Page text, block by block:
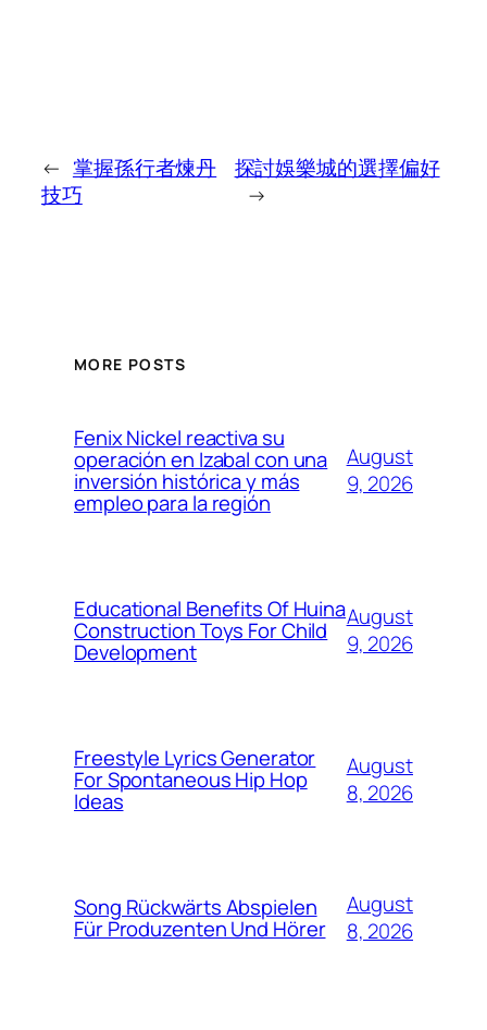
← 掌握孫行者煉丹
技巧
探討娛樂城的選擇偏好
→
MORE POSTS
Fenix Nickel reactiva su
operación en Izabal con una
inversión histórica y más
empleo para la región
August
9, 2026
Educational Benefits Of Huina
Construction Toys For Child
Development
August
9, 2026
Freestyle Lyrics Generator
For Spontaneous Hip Hop
Ideas
August
8, 2026
Song Rückwärts Abspielen
Für Produzenten Und Hörer
August
8, 2026